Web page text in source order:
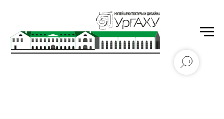
Уральский государственный архитектурно-
художественный университет имени Н.С. Алфёрова